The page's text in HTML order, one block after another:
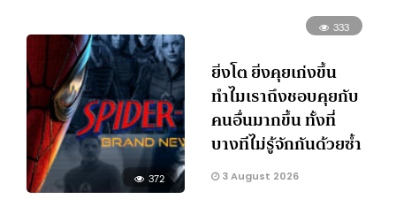
372
333
ยิ่งโต ยิ่งคุยเก่งขึ้น
ทำไมเราถึงชอบคุยกับ
คนอื่นมากขึ้น ทั้งที่
บางทีไม่รู้จักกันด้วยซ้ำ
3 August 2026